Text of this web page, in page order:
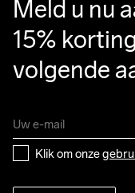
Clean
Meld u nu
15%
volgende
Klik om onze